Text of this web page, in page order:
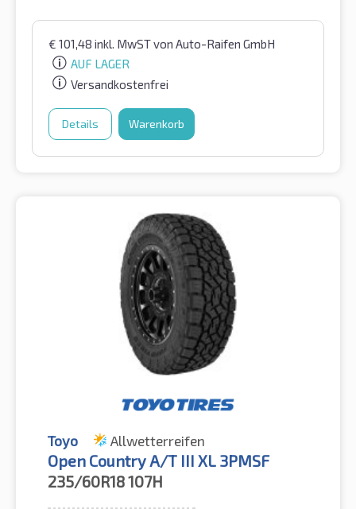
€ 101,48 inkl. MwSTvon Auto-Raifen GmbH
AUF LAGER
Versandkostenfrei
Details Warenkorb
Toyo Allwetterreifen
Open Country A/T III XL 3PMSF
235/60R18107H